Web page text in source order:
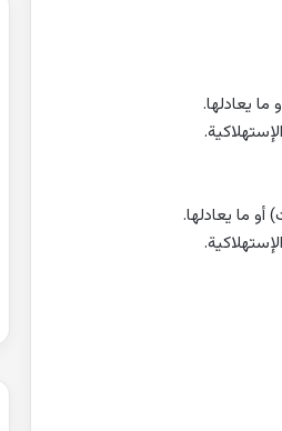
يعادلها.
ما يعادلها.